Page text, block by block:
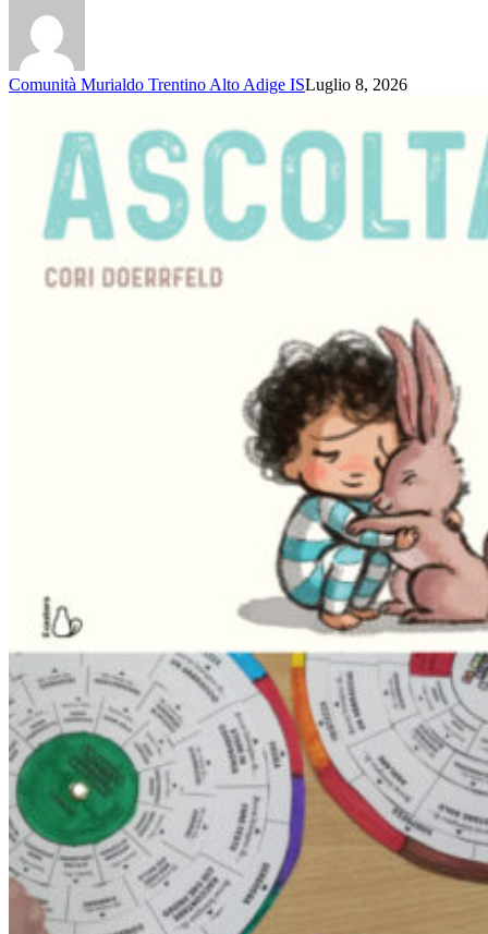
Comunità Murialdo Trentino Alto Adige ISLuglio 8, 2026